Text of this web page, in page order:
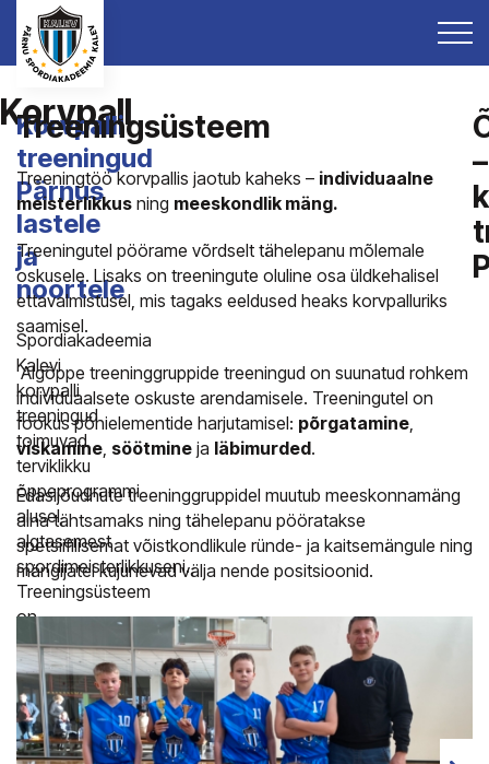
Korvpall
Korvpalli
treeningud
Pärnus
lastele
ja
noortele
Spordiakadeemia
Kalevi
korvpalli
treeningud
toimuvad
terviklikku
õppeprogrammi
alusel
algtasemest
spordimeisterlikkuseni.
Treeningsüsteem
on
üles
ehitatud
arendamaks
individuaalselt
oskuslikke
Treeningsüsteem
Treeningtöö korvpallis jaotub kaheks – individuaalne
meisterlikkus ning meeskondlik mäng.
Treeningutel pöörame võrdselt tähelepanu mõlemale
oskusele. Lisaks on treeningute oluline osa üldkehalisel
ettavalmistusel, mis tagaks eeldused heaks korvpalluriks
saamisel.
Algõppe treeninggruppide treeningud on suunatud rohkem
individuaalsete oskuste arendamisele. Treeningutel on
fookus põhielementide harjutamisel: põrgatamine,
viskamine, söötmine ja läbimurded.
Edasijõudnute treeninggruppidel muutub meeskonnamäng
aina tähtsamaks ning tähelepanu pööratakse
spetsiifilisemat võistkondlikule ründe- ja kaitsemängule ning
mängijatel kujunevad välja nende positsioonid.
–